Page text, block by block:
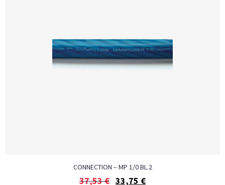
CONNECTION – MP 1/0 BL.2
37,53€ 33,75 €